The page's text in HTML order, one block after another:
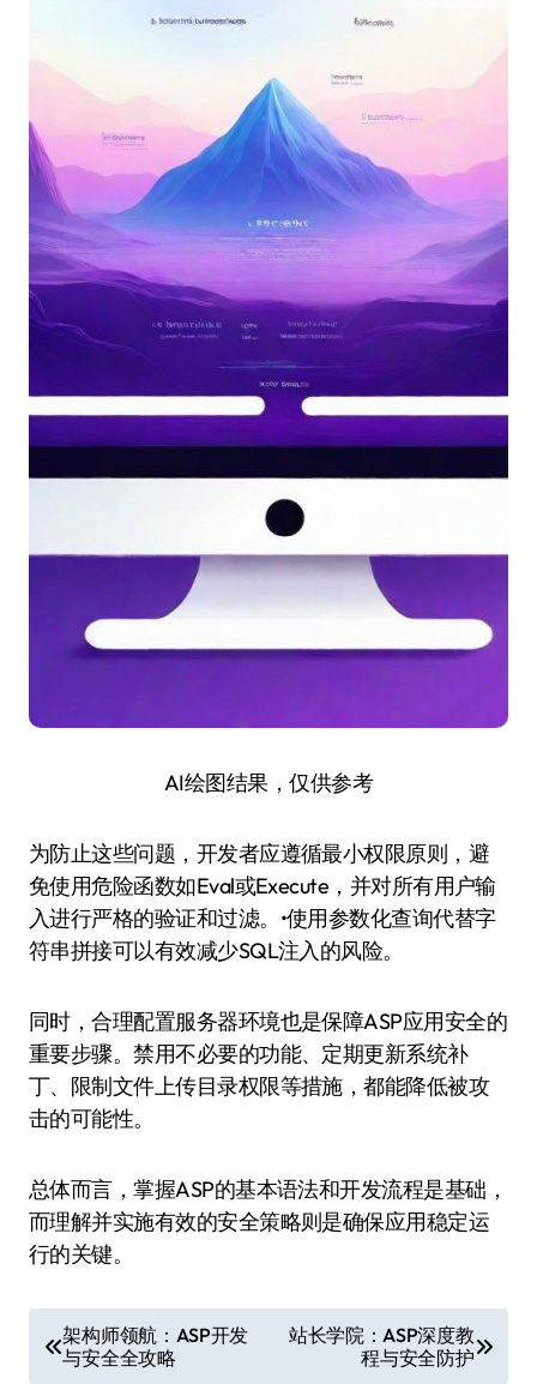
AI绘图结果，仅供参考
为防止这些问题，开发者应遵循最小权限原则，避
免使用危险函数如Eval或Execute，并对所有用户输
入进行严格的验证和过滤。•使用参数化查询代替字
符串拼接可以有效减少SQL注入的风险。
同时，合理配置服务器环境也是保障ASP应用安全的
重要步骤。禁用不必要的功能、定期更新系统补
丁、限制文件上传目录权限等措施，都能降低被攻
击的可能性。
总体而言，掌握ASP的基本语法和开发流程是基础，
而理解并实施有效的安全策略则是确保应用稳定运
行的关键。
章
架构师领航：ASP开发
与安全全攻略
站长学院：ASP深度教
程与安全防护